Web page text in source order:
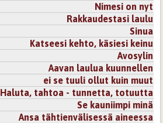
Nimesi on nyt
Rakkaudestasi laulu
Sinua
Katseesi kehto, käsiesi keinu
Avosylin
Aavan laulua kuunnellen
ei se tuuli ollut kuin muut
Haluta, tahtoa - tunnetta, totuutta
Se kauniimpi minä
Ansa tähtienvälisessä aineessa